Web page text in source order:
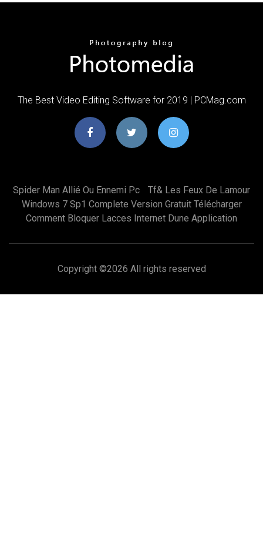
The Best Video Editing Software for 2019 | PCMag.com
Spider Man Allié Ou Ennemi Pc
Tf& Les Feux De Lamour
Windows 7 Sp1 Complete Version Gratuit Télécharger
Comment Bloquer Lacces Internet Dune Application
Copyright ©2026 All rights reserved